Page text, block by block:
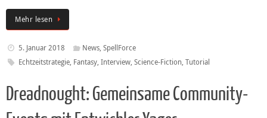
Mehr lesen
5. Januar 2018 News,SpellForce
Echtzeitstrategie, Fantasy, Interview, Science-Fiction, Tutorial
Dreadnought: Gemeinsame Community-